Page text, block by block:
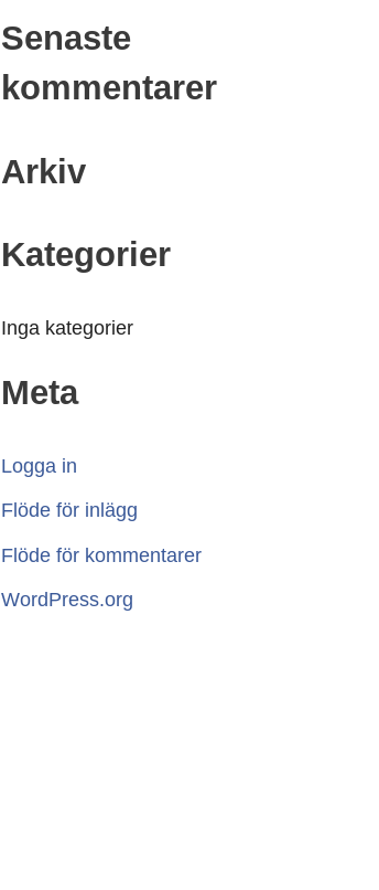
k
e
r
Senaste
kommentarer
Arkiv
Kategorier
Inga kategorier
Meta
Logga in
Flöde för inlägg
Flöde för kommentarer
WordPress.org